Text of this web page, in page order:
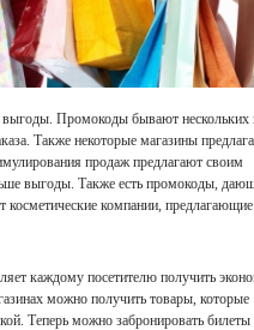
выгоды. Промокоды бывают нескольких
Также некоторые магазины
продаж предлагают своим
выгоды. Также есть промокоды,
косметические компании, предлагающие
каждому посетителю получить
можно получить товары, которые
Теперь можно забронировать билеты